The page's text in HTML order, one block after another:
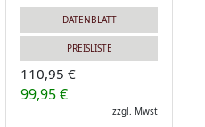
DATENBLATT
PREISLISTE
110,95 €
99,95 €
zzgl. Mwst